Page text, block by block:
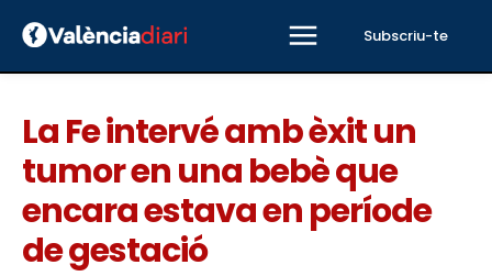
Subscriu-te
La Fe intervé amb èxit un
tumor en una bebè que
encara estava en període
de gestació